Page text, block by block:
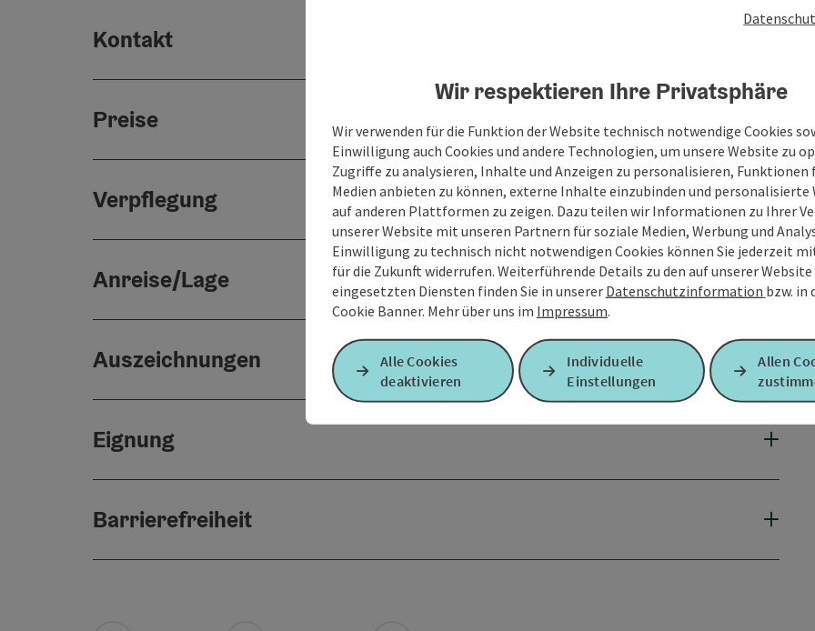
Kontakt
Preise
Verpflegung
Anreise/Lage
Auszeichnungen
Eignung
Barrierefreiheit
Wir respektieren Ihre Privatsphäre
Wir verwenden für die Funktion der Website technisch notwendige Cookies
Einwilligung auch Cookies und andere Technologien, um unsere Website zu
Zugriffe zu analysieren, Inhalte und Anzeigen zu personalisieren, Funktionen
Medien anbieten zu können, externe Inhalte einzubinden und personalisierte
auf anderen Plattformen zu zeigen. Dazu teilen wir Informationen zu Ihrer
unserer Website mit unseren Partnern für soziale Medien, Werbung und
Einwilligung zu technisch nicht notwendigen Cookies können Sie jederzeit
für die Zukunft widerrufen. Weiterführende Details zu den auf unserer Website
eingesetzten Diensten finden Sie in unserer Datenschutzinformation bzw. in
Cookie Banner. Mehr über uns im Impressum.
Alle Cookies
deaktivieren
Individuelle
Einstellungen
Allen